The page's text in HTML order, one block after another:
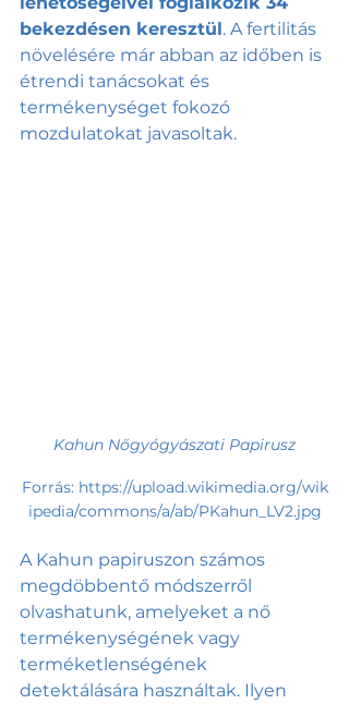
bekezdésen keresztül. A fertilitás
növelésére már abban az időben is
étrendi tanácsokat és
termékenységet fokozó
mozdulatokat javasoltak.
Kahun Nőgyógyászati Papirusz
Forrás: https://upload.wikimedia.org/wik
ipedia/commons/a/ab/PKahun_LV2.jpg
A Kahun papiruszon számos
megdöbbentő módszerről
olvashatunk, amelyeket a nő
termékenységének vagy
terméketlenségének
detektálására használtak. Ilyen